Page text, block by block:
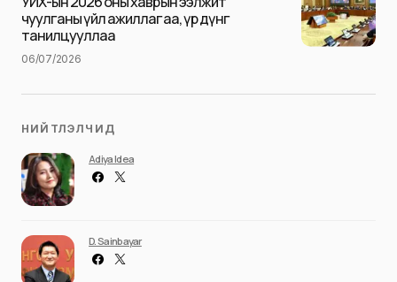
чуулганы үйл ажиллагаа, үр дүнг
танилцууллаа
06/07/2026
НИЙТЛЭЛЧИД
Adiya Idea
D. Sainbayar